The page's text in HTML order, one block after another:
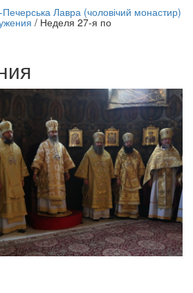
Лавра (чоловічий монастир)
/ Неделя 27-я по